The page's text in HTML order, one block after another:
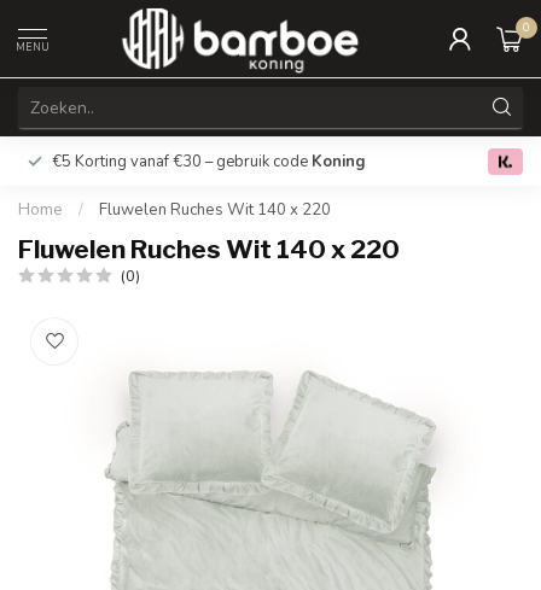
MENU
0
€5 Korting vanaf €30 – gebruik code Koning Gratis
Home / Fluwelen Ruches Wit 140 x 220
Fluwelen Ruches Wit 140 x 220
(0)